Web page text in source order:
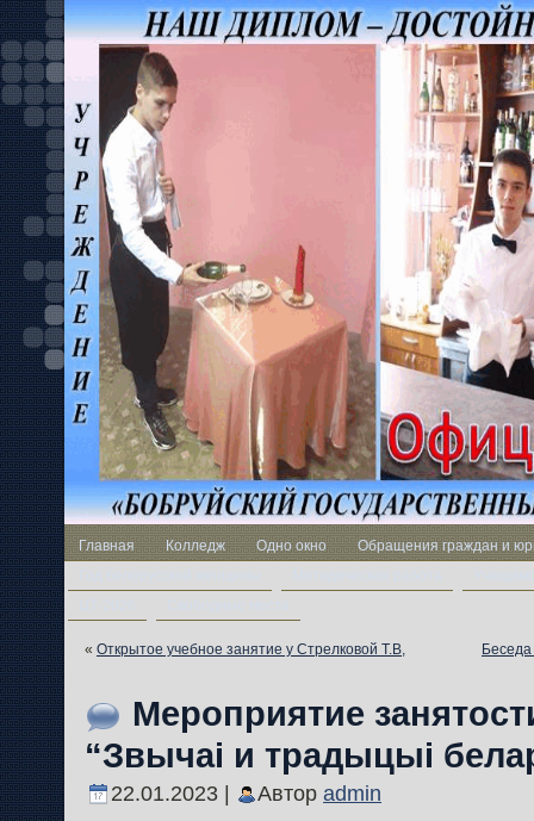
Главная Колледж Одно окно
Обращения граждан и
« Открытое учебное занятие у Стрелковой Т.В,
Мероприятие
“Звычаi и традыцыi
22.01.2023 | Автор admin